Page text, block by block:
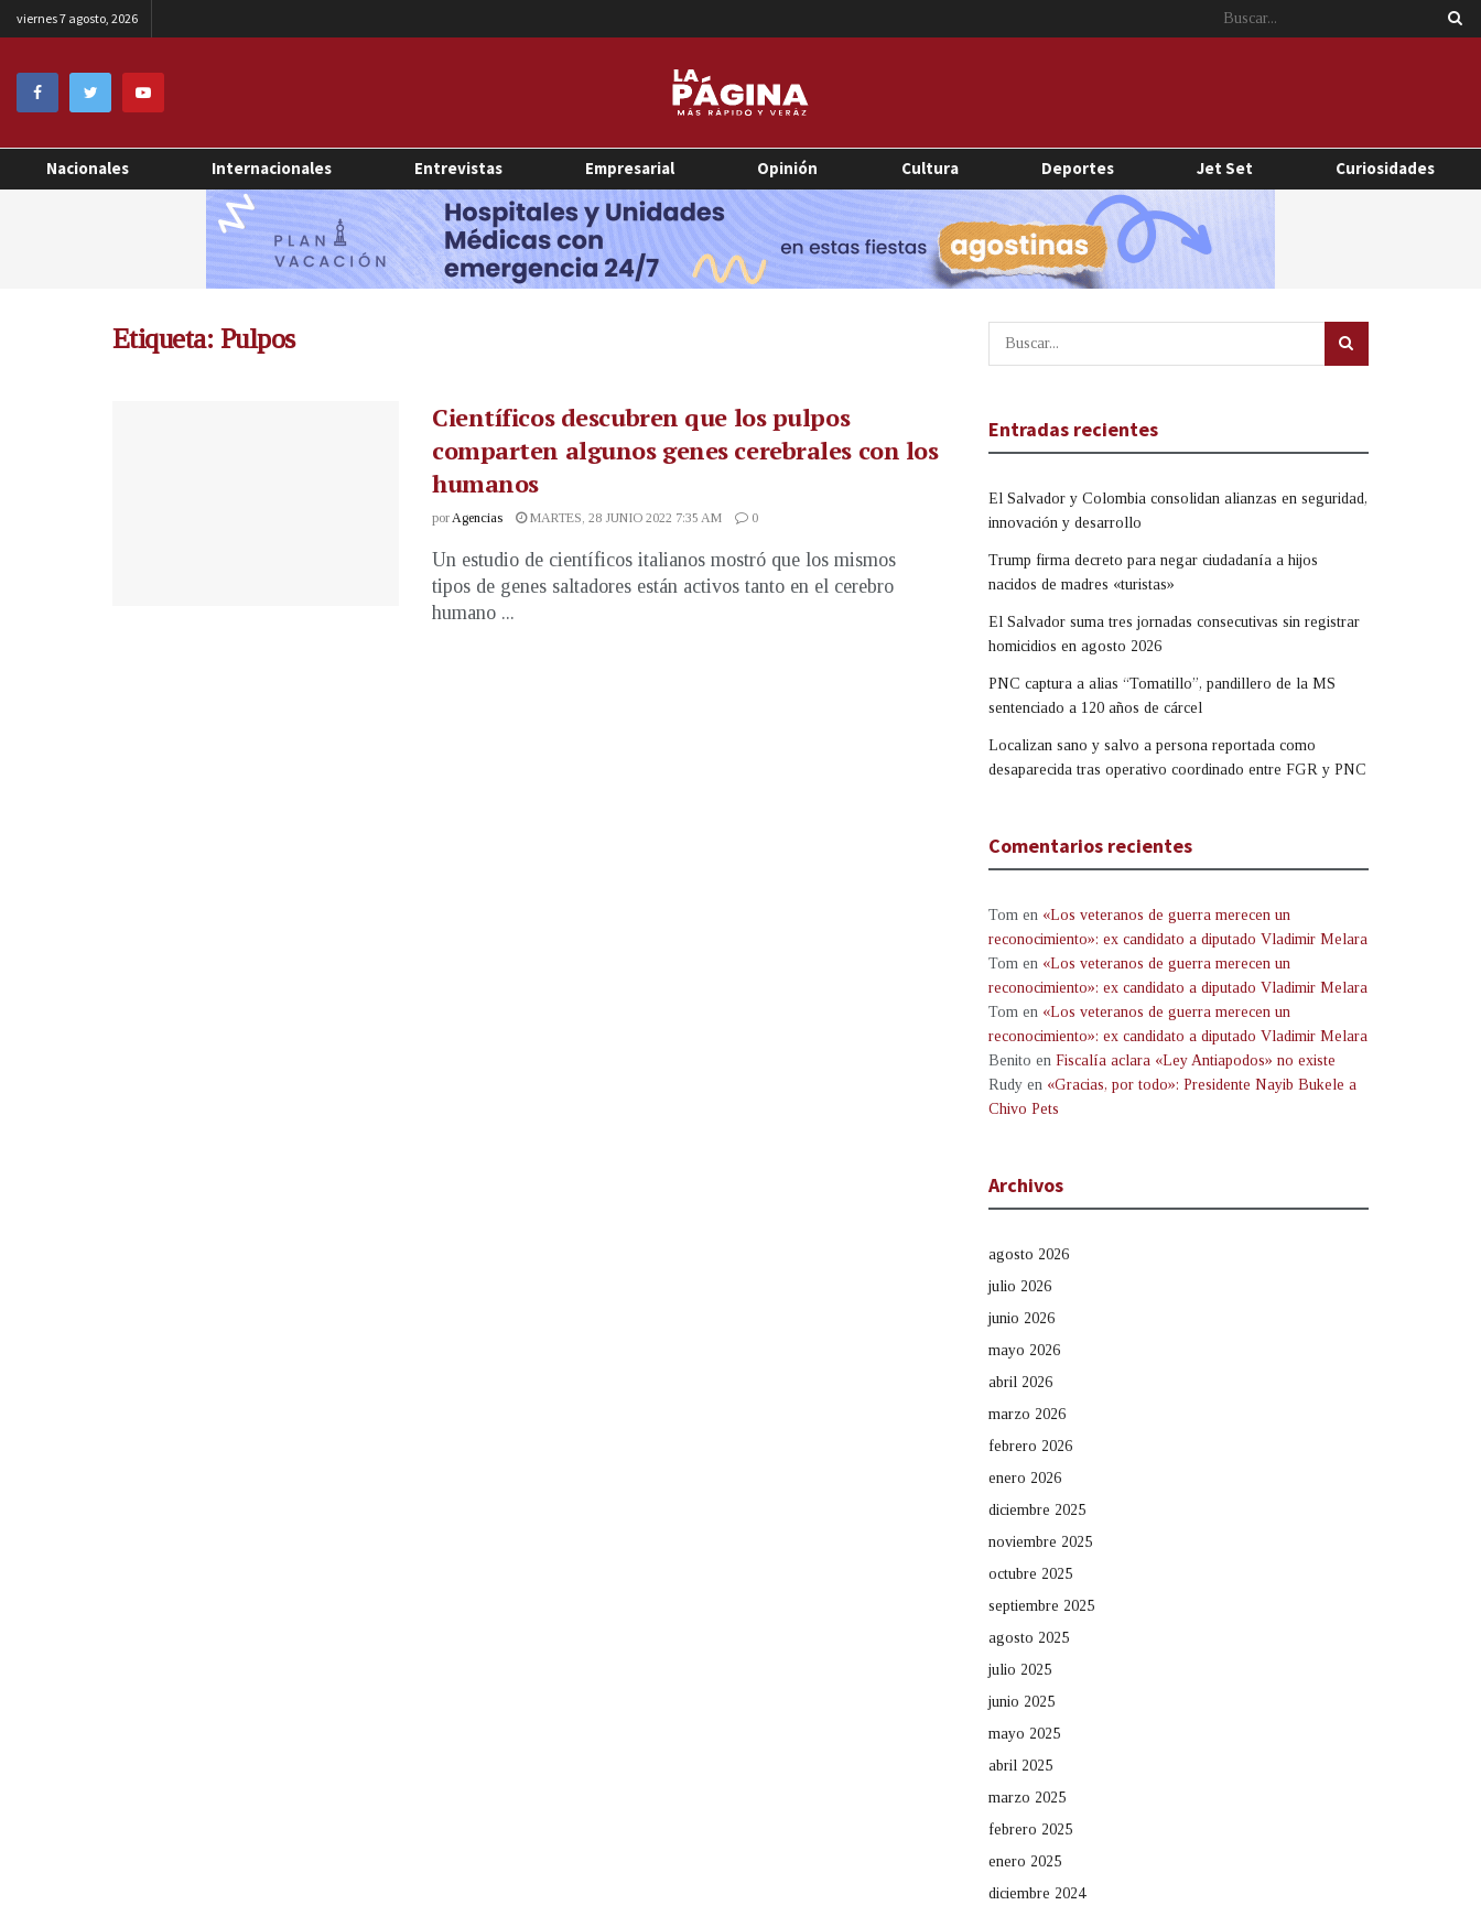
viernes 7 agosto, 2026
Nacionales Internacionales Entrevistas Empresarial Opinión Cultura Deportes Jet Set Curiosidades
Etiqueta: Pulpos
Científicos descubren que los pulpos
comparten algunos genes cerebrales con los
humanos
porAgencias MARTES, 28 JUNIO 2022 7:35 AM 0
Un estudio de científicos italianos mostró que los mismos
tipos de genes saltadores están activos tanto en el cerebro
humano ...
Entradas recientes
El Salvador y Colombia consolidan alianzas en seguridad,
innovación y desarrollo
Trump firma decreto para negar ciudadanía a hijos
nacidos de madres «turistas»
El Salvador suma tres jornadas consecutivas sin registrar
homicidios en agosto 2026
PNC captura a alias “Tomatillo”, pandillero de la MS
sentenciado a 120 años de cárcel
Localizan sano y salvo a persona reportada como
desaparecida tras operativo coordinado entre FGR y PNC
Comentarios recientes
Tom en «Los veteranos de guerra merecen un
reconocimiento»: ex candidato a diputado Vladimir Melara
Tom en «Los veteranos de guerra merecen un
reconocimiento»: ex candidato a diputado Vladimir Melara
Tom en «Los veteranos de guerra merecen un
reconocimiento»: ex candidato a diputado Vladimir Melara
Benito en Fiscalía aclara «Ley Antiapodos» no existe
Rudy en «Gracias, por todo»: Presidente Nayib Bukele a
Chivo Pets
Archivos
agosto 2026
julio 2026
junio 2026
mayo 2026
abril 2026
marzo 2026
febrero 2026
enero 2026
diciembre 2025
noviembre 2025
octubre 2025
septiembre 2025
agosto 2025
julio 2025
junio 2025
mayo 2025
abril 2025
marzo 2025
febrero 2025
enero 2025
diciembre 2024